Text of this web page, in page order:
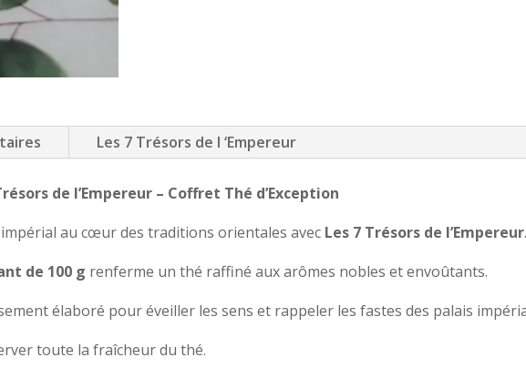
Les 7 Trésors de l ‘Empereur
de l’Empereur – Coffret Thé d’Exception
au cœur des traditions orientales avec Les 7 Trésors de l’Empereur.
de 100 g renferme un thé raffiné aux arômes nobles et envoûtants.
élaboré pour éveiller les sens et rappeler les fastes des palais
toute la fraîcheur du thé.